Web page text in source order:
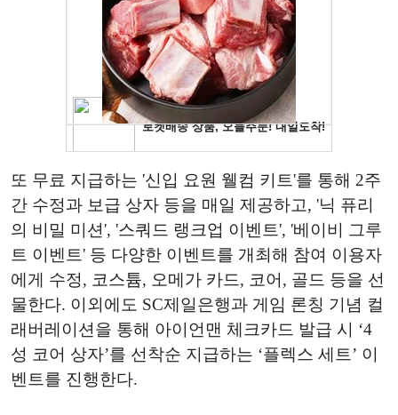
또 무료 지급하는 '신입 요원 웰컴 키트'를 통해 2주
간 수정과 보급 상자 등을 매일 제공하고, '닉 퓨리
의 비밀 미션', '스쿼드 랭크업 이벤트', '베이비 그루
트 이벤트' 등 다양한 이벤트를 개최해 참여 이용자
에게 수정, 코스튬, 오메가 카드, 코어, 골드 등을 선
물한다. 이외에도 SC제일은행과 게임 론칭 기념 컬
래버레이션을 통해 아이언맨 체크카드 발급 시 ‘4
성 코어 상자’를 선착순 지급하는 ‘플렉스 세트’ 이
벤트를 진행한다.